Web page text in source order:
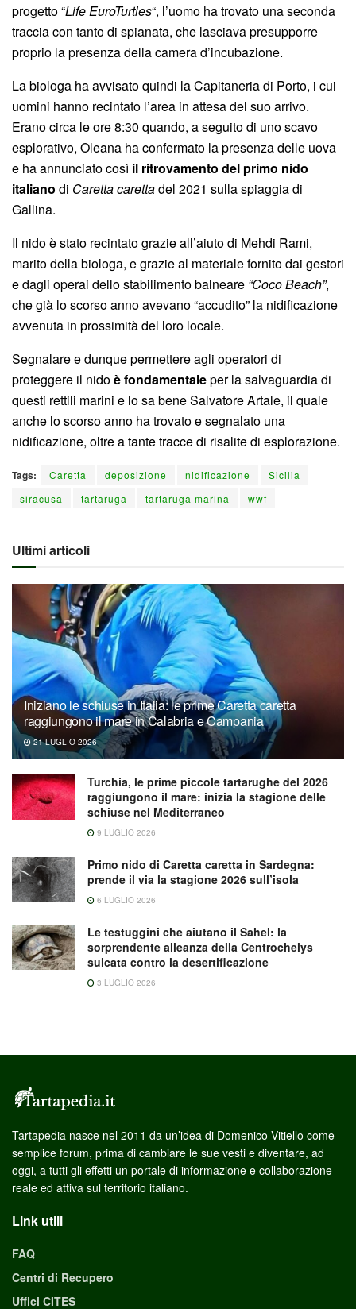
progetto “Life EuroTurtles“, l’uomo ha trovato una seconda
traccia con tanto di spianata, che lasciava presupporre
proprio la presenza della camera d’incubazione.
La biologa ha avvisato quindi la Capitaneria di Porto, i cui
uomini hanno recintato l’area in attesa del suo arrivo.
Erano circa le ore 8:30 quando, a seguito di uno scavo
esplorativo, Oleana ha confermato la presenza delle uova
e ha annunciato così il ritrovamento del primo nido
italiano di Caretta carettadel 2021 sulla spiaggia di
Gallina.
Il nido è stato recintato grazie all’aiuto di Mehdi Rami,
marito della biologa, e grazie al materiale fornito dai gestori
e dagli operai dello stabilimento balneare “Coco Beach”,
che già lo scorso anno avevano “accudito” la nidificazione
avvenuta in prossimità del loro locale.
Segnalare e dunque permettere agli operatori di
proteggere il nidoè fondamentaleper la salvaguardia di
questi rettili marini e lo sa bene Salvatore Artale, il quale
anche lo scorso anno ha trovato e segnalato una
nidificazione, oltre a tante tracce di risalite di esplorazione.
Tags: Caretta deposizione nidificazione
Sicilia
siracusa
tartaruga tartaruga marina wwf
Ultimi articoli
Iniziano le schiuse in Italia: le prime Caretta caretta
raggiungono il mare in Calabria e Campania
21 LUGLIO 2026
Turchia, le prime piccole tartarughe del 2026
raggiungono il mare: inizia la stagione delle
schiuse nel Mediterraneo
9 LUGLIO 2026
Primo nido di Caretta caretta in Sardegna:
prende il via la stagione 2026 sull’isola
6 LUGLIO 2026
Le testuggini che aiutano il Sahel: la
sorprendente alleanza della Centrochelys
sulcata contro la desertificazione
3 LUGLIO 2026
Tartapedia nasce nel 2011 da un’idea di Domenico Vitiello come
semplice forum, prima di cambiare le sue vesti e diventare, ad
oggi, a tutti gli effetti un portale di informazione e collaborazione
reale ed attiva sul territorio italiano.
Link utili
FAQ
Centri di Recupero
Uffici CITES